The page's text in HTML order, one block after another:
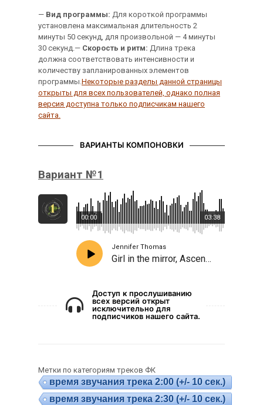
— Вид программы: Для короткой программы
установлена максимальная длительность 2
минуты 50 секунд, для произвольной — 4 минуты
30 секунд.— Скорость и ритм: Длина трека
должна соответствовать интенсивности и
количеству запланированных элементов
программы.Некоторые разделы данной страницы
открыты для всех пользователей, однако полная
версия доступна только подписчикам нашего
сайта.
ВАРИАНТЫ КОМПОНОВКИ
Вариант №1
03:38
00:00
Jennifer Thomas
Girl in the mirror, Ascension
Доступ к прослушиванию
всех версий открыт
исключительно для
подписчиков нашего сайта.
Метки по категориям треков ФК
время звучания трека 2:00 (+/- 10 сек.)
время звучания трека 2:30 (+/- 10 сек.)